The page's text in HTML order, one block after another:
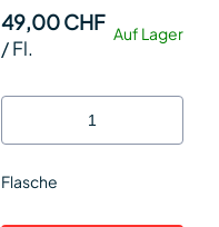
Auf Lager
49,00 CHF
/Fl.
Flasche